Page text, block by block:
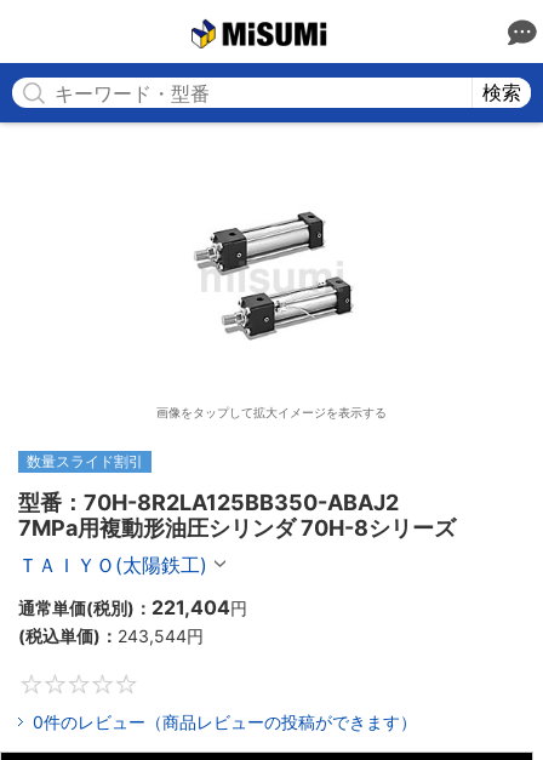
検索
画像をタップして拡大イメージを表示する
数量スライド割引
型番：70H-8R2LA125BB350-ABAJ2
7MPa用複動形油圧シリンダ 70H-8シリーズ
ＴＡＩＹＯ(太陽鉄工)
通常単価(税別)： 221,404円
(税込単価)： 243,544円
0件のレビュー（商品レビューの投稿ができます）